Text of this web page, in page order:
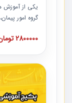
یکی از آموزش‏‏‏‏‏‏
گروه امور
های عمرانی»
است که در
مدارک پیمان
2800000 تومان